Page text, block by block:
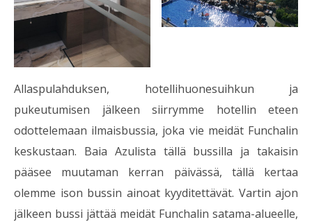
Allaspulahduksen, hotellihuonesuihkun ja
pukeutumisen jälkeen siirrymme hotellin eteen
odottelemaan ilmaisbussia, joka vie meidät Funchalin
keskustaan. Baia Azulista tällä bussilla ja takaisin
pääsee muutaman kerran päivässä, tällä kertaa
olemme ison bussin ainoat kyyditettävät. Vartin ajon
jälkeen bussi jättää meidät Funchalin satama-alueelle,